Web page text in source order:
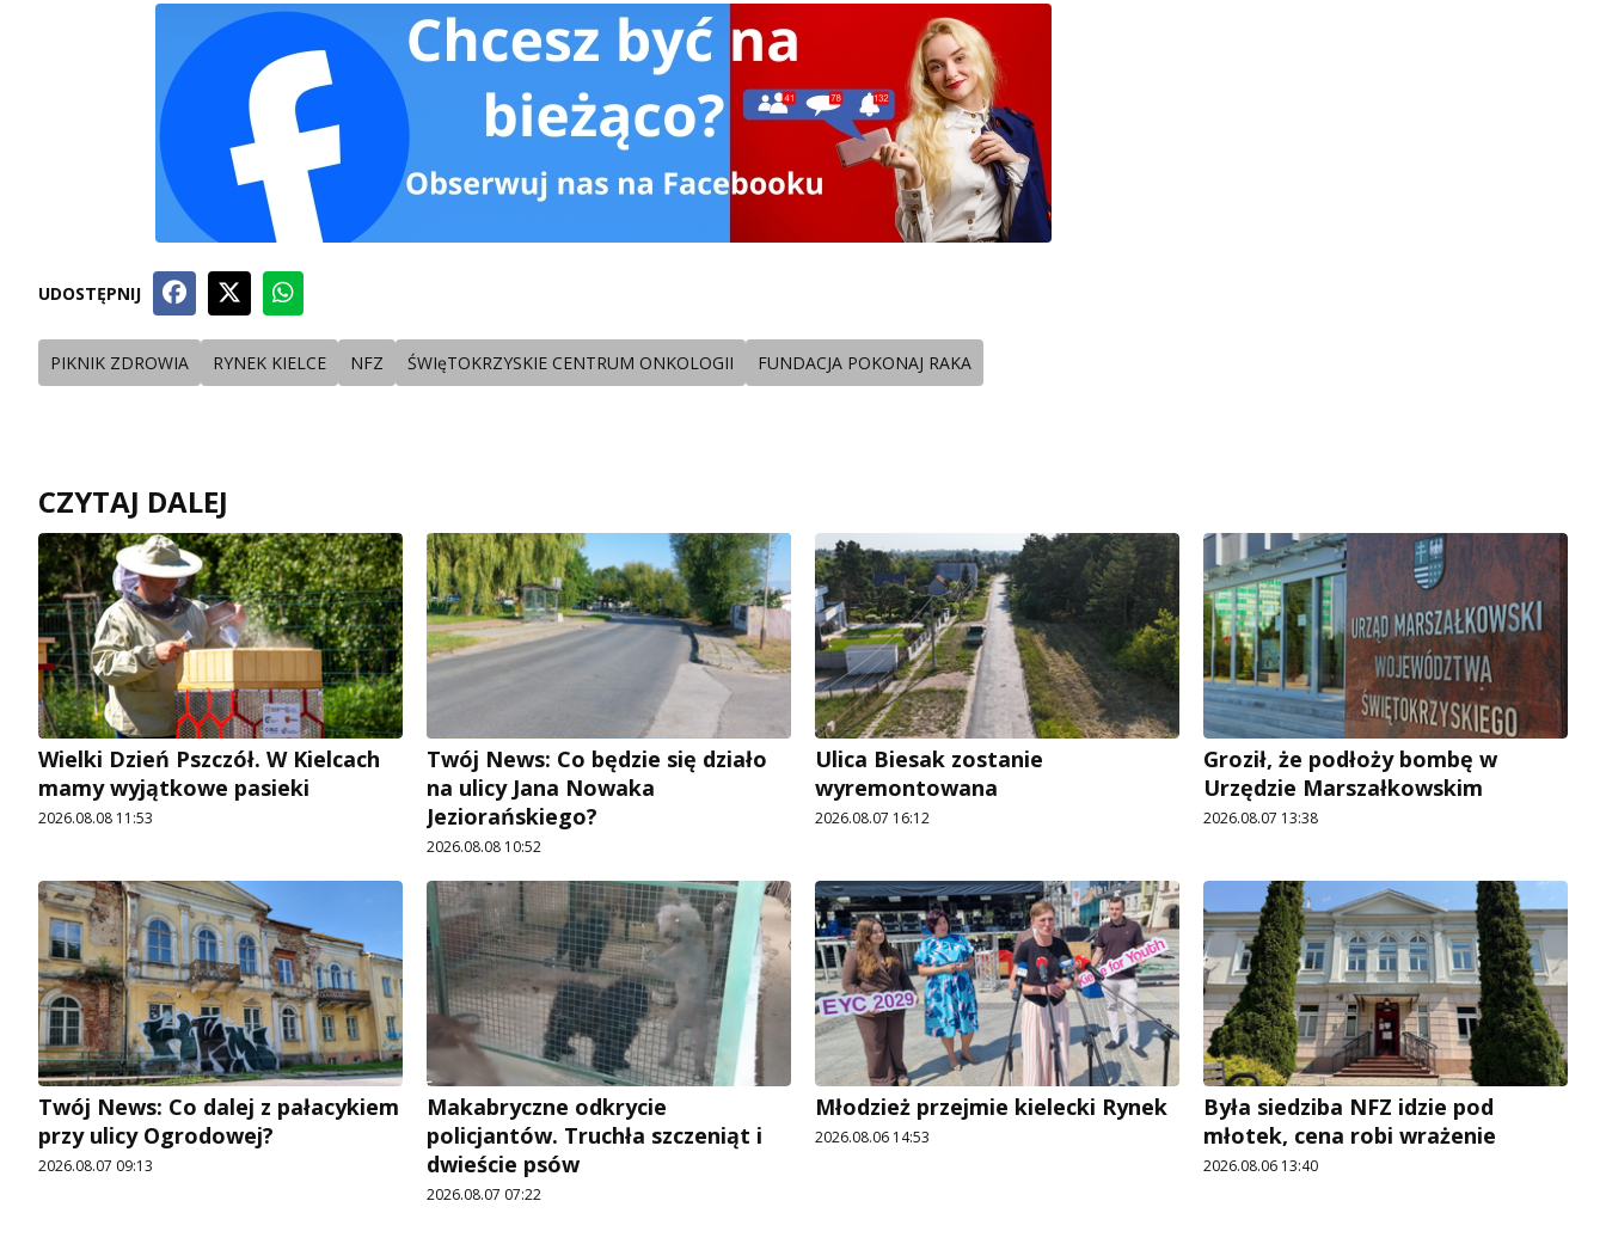
UDOSTĘPNIJ
PIKNIK ZDROWIA RYNEK KIELCE NFZ ŚWIęTOKRZYSKIE CENTRUM ONKOLOGII FUNDACJA POKONAJ RAKA
CZYTAJ DALEJ
Wielki Dzień Pszczół. W Kielcach
mamy wyjątkowe pasieki
2026.08.08 11:53
Twój News: Co będzie się działo
na ulicy Jana Nowaka
Jeziorańskiego?
2026.08.08 10:52
Ulica Biesak zostanie
wyremontowana
2026.08.07 16:12
Groził, że podłoży bombę w
Urzędzie Marszałkowskim
2026.08.07 13:38
Twój News: Co dalej z pałacykiem
przy ulicy Ogrodowej?
2026.08.07 09:13
Makabryczne odkrycie
policjantów. Truchła szczeniąt i
dwieście psów
2026.08.07 07:22
Młodzież przejmie kielecki Rynek
2026.08.06 14:53
Była siedziba NFZ idzie pod
młotek, cena robi wrażenie
2026.08.06 13:40